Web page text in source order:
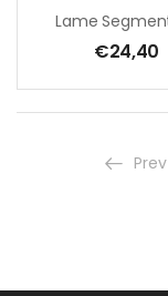
€24,40
Prev